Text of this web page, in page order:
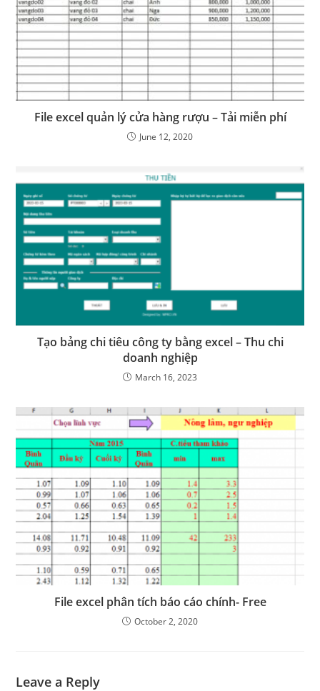
File excel quản lý cửa hàng rượu – Tải miễn phí
June 12, 2020
Tạo bảng chi tiêu công ty bằng excel – Thu chi
doanh nghiệp
March 16, 2023
File excel phân tích báo cáo chính- Free
October 2, 2020
Leave a Reply